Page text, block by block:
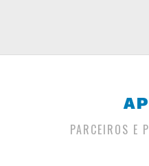
PARCEIROS E